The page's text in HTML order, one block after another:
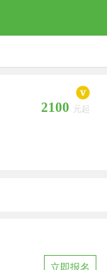
2100 元起
立即报名